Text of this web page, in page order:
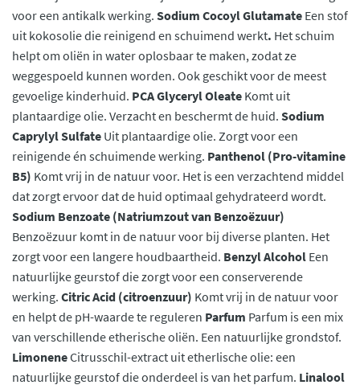
voor een antikalk werking. Sodium Cocoyl Glutamate Een stof
uit kokosolie die reinigend en schuimend werkt. Het schuim
helpt om oliën in water oplosbaar te maken, zodat ze
weggespoeld kunnen worden. Ook geschikt voor de meest
gevoelige kinderhuid. PCA Glyceryl Oleate Komt uit
plantaardige olie. Verzacht en beschermt de huid. Sodium
Caprylyl Sulfate Uit plantaardige olie. Zorgt voor een
reinigende én schuimende werking. Panthenol (Pro-vitamine
B5) Komt vrij in de natuur voor. Het is een verzachtend middel
dat zorgt ervoor dat de huid optimaal gehydrateerd wordt.
Sodium Benzoate (Natriumzout van Benzoëzuur)
Benzoëzuur komt in de natuur voor bij diverse planten. Het
zorgt voor een langere houdbaartheid. Benzyl Alcohol Een
natuurlijke geurstof die zorgt voor een conserverende
werking. Citric Acid (citroenzuur) Komt vrij in de natuur voor
en helpt de pH-waarde te reguleren Parfum Parfum is een mix
van verschillende etherische oliën. Een natuurlijke grondstof.
LimoneneCitrusschil-extract uit etherlische olie: een
natuurlijke geurstof die onderdeel is van het parfum. Linalool